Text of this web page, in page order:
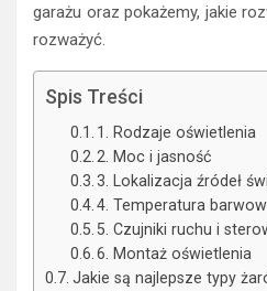
garażu oraz pokażemy, jakie
rozważyć.
Spis Treści
1. Rodzaje oświetlenia
2. Moc i jasność
3. Lokalizacja źródeł
4. Temperatura
5. Czujniki ruchu i
6. Montaż oświetlenia
Jakie są najlepsze typy